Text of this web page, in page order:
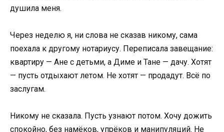
душила меня.
Через неделю я, ни слова не сказав никому, сама
поехала к другому нотариусу. Переписала завещание:
квартиру — Ане с детьми, а Диме и Тане — дачу. Хотят
— пусть отдыхают летом. Не хотят — продадут. Всё по
заслугам.
Никому не сказала. Пусть узнают потом. Хочу дожить
спокойно, без намёков, упрёков и манипуляций. Не